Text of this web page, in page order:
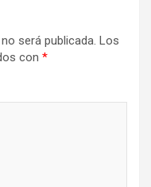
será publicada. Los
con *